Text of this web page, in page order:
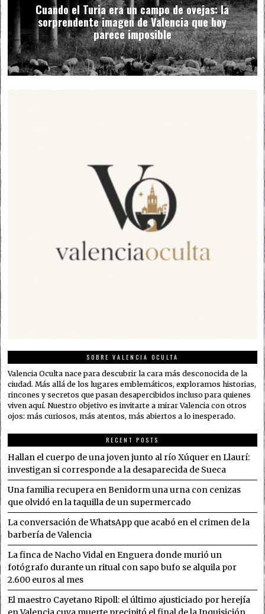
Cuando el Turia era un campo de ovejas: la
sorprendente imagen de Valencia que hoy
parece imposible
SOBRE VALENCIA OCULTA
Valencia Oculta nace para descubrir la cara más desconocida de la
ciudad. Más allá de los lugares emblemáticos, exploramos historias,
rincones y secretos que pasan desapercibidos incluso para quienes
viven aquí. Nuestro objetivo es invitarte a mirar Valencia con otros
ojos: más curiosos, más atentos, más abiertos a lo inesperado.
RECENT POSTS
Hallan el cuerpo de una joven junto al río Xúquer en Llaurí:
investigan si corresponde a la desaparecida de Sueca
Una familia recupera en Benidorm una urna con cenizas
que olvidó en la taquilla de un supermercado
La conversación de WhatsApp que acabó en el crimen de la
barbería de Valencia
La finca de Nacho Vidal en Enguera donde murió un
fotógrafo durante un ritual con sapo bufo se alquila por
2.600 euros al mes
El maestro Cayetano Ripoll: el último ajusticiado por herejía